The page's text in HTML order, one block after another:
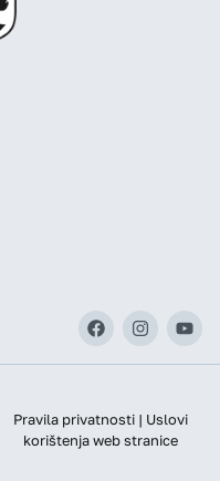
Pravila privatnosti | Uslovi
korištenja web stranice